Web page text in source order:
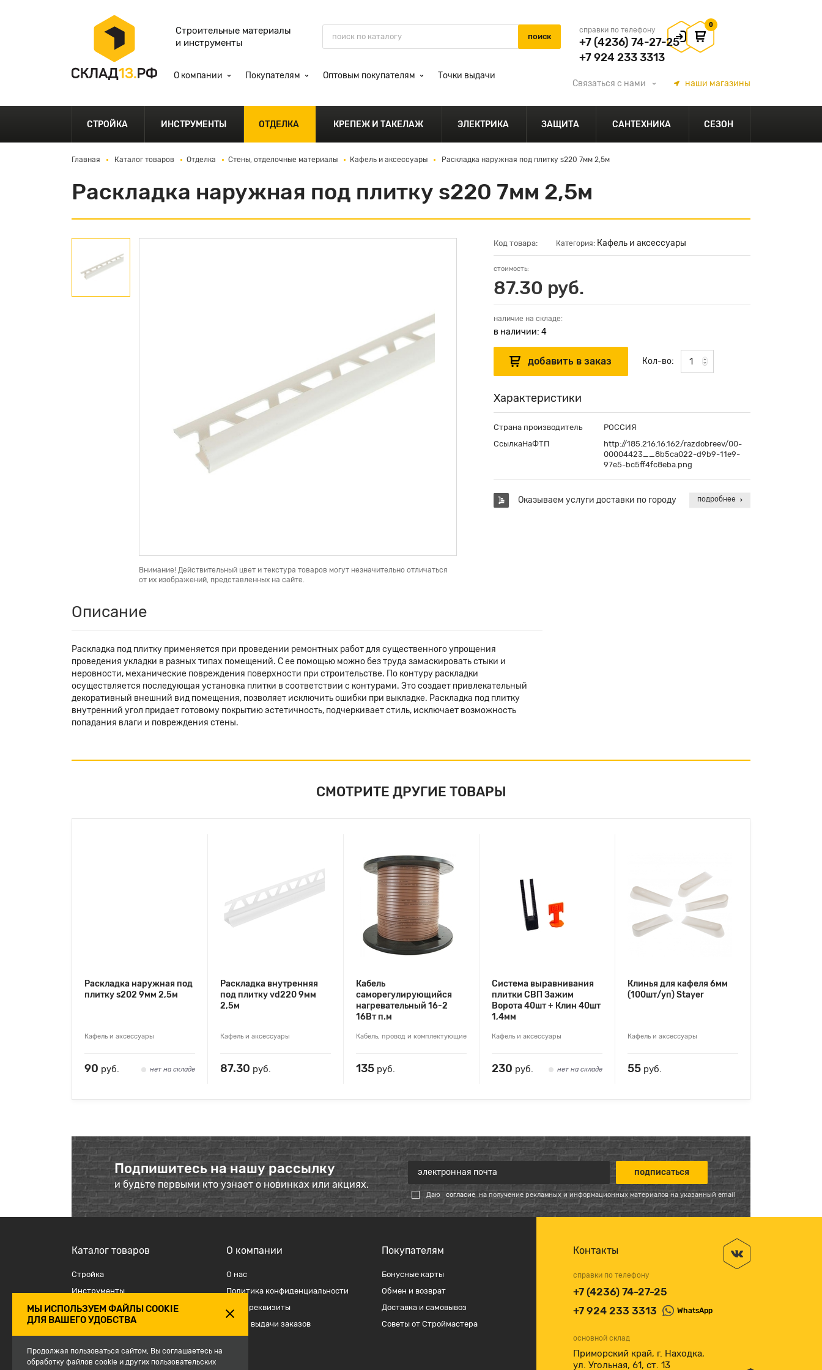
Строительные материалы
и инструменты
справки по телефону
+7 (4236) 74-27-25
+7 924 233 3313
0
О компании Покупателям Оптовым покупателям Точки выдачи
Связаться с нами наши магазины
СТРОЙКА ИНСТРУМЕНТЫ ОТДЕЛКА КРЕПЕЖ И ТАКЕЛАЖ ЭЛЕКТРИКА ЗАЩИТА САНТЕХНИКА СЕЗОН
Главная Каталог товаров Отделка Стены, отделочные материалы Кафель и аксессуары Раскладка наружная под плитку s220 7мм 2,5м
Раскладка наружная под плитку s220 7мм 2,5м
Внимание! Действительный цвет и текстура товаров могут незначительно отличаться
от их изображений, представленных на сайте.
Код товара: Категория: Кафель и аксессуары
стоимость:
87.30 руб.
наличие на складе:
в наличии: 4
Кол-во:
Характеристики
Страна производитель
РОССИЯ
СсылкаНаФТП
http://185.216.16.162/razdobreev/00-
00004423__8b5ca022-d9b9-11e9-
97e5-bc5ff4fc8eba.png
Оказываем услуги доставки по городу подробнее
Описание
Раскладка под плитку применяется при проведении ремонтных работ для существенного упрощения
проведения укладки в разных типах помещений. С ее помощью можно без труда замаскировать стыки и
неровности, механические повреждения поверхности при строительстве. По контуру раскладки
осуществляется последующая установка плитки в соответствии с контурами. Это создает привлекательный
декоративный внешний вид помещения, позволяет исключить ошибки при выкладке. Раскладка под плитку
внутренний угол придает готовому покрытию эстетичность, подчеркивает стиль, исключает возможность
попадания влаги и повреждения стены.
СМОТРИТЕ ДРУГИЕ ТОВАРЫ
Раскладка наружная под
плитку s202 9мм 2,5м
Кафель и аксессуары
90 руб. нет на складе
Раскладка внутренняя
под плитку vd220 9мм
2,5м
Кафель и аксессуары
87.30 руб.
Кабель
саморегулирующийся
нагревательный 16-2
16Вт п.м
Кабель, провод и комплектующие
135 руб.
Система выравнивания
плитки СВП Зажим
Ворота 40шт + Клин 40шт
1,4мм
Кафель и аксессуары
230 руб. нет на складе
Клинья для кафеля 6мм
(100шт/уп) Stayer
Кафель и аксессуары
55 руб.
Подпишитесь на нашу рассылку
и будьте первыми кто узнает о новинках или акциях.
Даю согласие на получение рекламных и информационных материалов на указанный email
Контакты
справки по телефону
+7 (4236) 74-27-25
+7 924 233 3313
WhatsApp
основной склад
Приморский край, г. Находка,
ул. Угольная, 61, ст. 13
Каталог товаров
Стройка
Инструменты
Отделка
Крепеж и такелаж
Средства защиты, спецодежда
О компании
О наc
Политика конфиденциальности
Наши реквизиты
Точки выдачи заказов
Покупателям
Бонусные карты
Обмен и возврат
Доставка и самовывоз
Советы от Строймастера
МЫ ИСПОЛЬЗУЕМ ФАЙЛЫ COOKIE
ДЛЯ ВАШЕГО УДОБСТВА
Продолжая пользоваться сайтом, Вы соглашаетесь на
обработку файлов cookie и других пользовательских